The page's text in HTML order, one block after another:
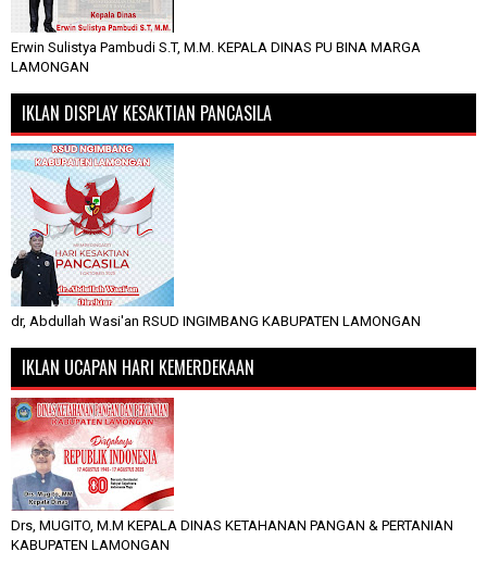
Erwin Sulistya Pambudi S.T, M.M. KEPALA DINAS PU BINA MARGA
LAMONGAN
IKLAN DISPLAY KESAKTIAN PANCASILA
dr, Abdullah Wasi'an RSUD INGIMBANG KABUPATEN LAMONGAN
IKLAN UCAPAN HARI KEMERDEKAAN
Drs, MUGITO, M.M KEPALA DINAS KETAHANAN PANGAN & PERTANIAN
KABUPATEN LAMONGAN